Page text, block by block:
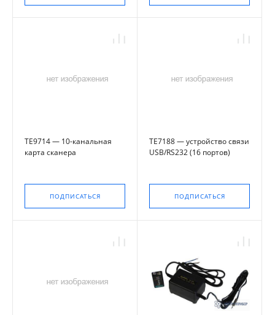
TE9714 — 10-канальная
карта сканера
ПОДПИСАТЬСЯ
TE7188 — устройство связи
USB/RS232 (16 портов)
ПОДПИСАТЬСЯ